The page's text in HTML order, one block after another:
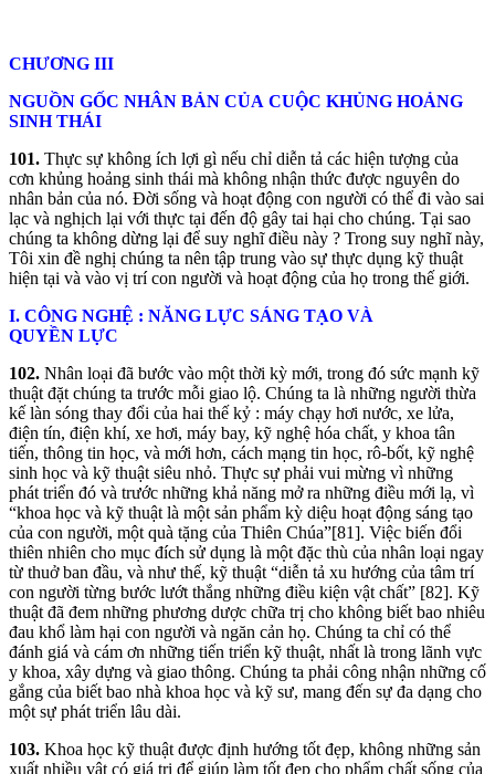
CHƯƠNG III
NGUỒN GỐC NHÂN BẢN CỦA CUỘC KHỦNG HOẢNG
SINHTHÁI
101. Thực sự không ích lợi gì nếu chỉ diễn tả các hiện tượng của
cơn khủng hoảng sinh thái mà không nhận thức được nguyên do
nhân bản của nó. Đời sống và hoạt động con người có thể đi vào sai
lạc và nghịch lại với thực tại đến độ gây tai hại cho chúng. Tại sao
chúng ta không dừng lại để suy nghĩ điều này ? Trong suy nghĩ này,
Tôi xin đề nghị chúng ta nên tập trung vào sự thực dụng kỹ thuật
hiện tại và vào vị trí con người và hoạt động của họ trong thế giới.
I. CÔNG NGHỆ : NĂNG LỰC SÁNG TẠO VÀ
QUYỀN LỰC
102. Nhân loại đã bước vào một thời kỳ mới, trong đó sức mạnh kỹ
thuật đặt chúng ta trước mỗi giao lộ. Chúng ta là những người thừa
kế làn sóng thay đổi của hai thế kỷ : máy chạy hơi nước, xe lửa,
điện tín, điện khí, xe hơi, máy bay, kỹ nghệ hóa chất, y khoa tân
tiến, thông tin học, và mới hơn, cách mạng tin học, rô-bốt, kỹ nghệ
sinh học và kỹ thuật siêu nhỏ. Thực sự phải vui mừng vì những
phát triển đó và trước những khả năng mở ra những điều mới lạ, vì
“khoa học và kỹ thuật là một sản phẩm kỳ diệu hoạt động sáng tạo
của con người, một quà tặng của Thiên Chúa”[81]. Việc biến đổi
thiên nhiên cho mục đích sử dụng là một đặc thù của nhân loại ngay
từ thuở ban đầu, và như thế, kỹ thuật “diễn tả xu hướng của tâm trí
con người từng bước lướt thắng những điều kiện vật chất” [82]. Kỹ
thuật đã đem những phương dược chữa trị cho không biết bao nhiêu
đau khổ làm hại con người và ngăn cản họ. Chúng ta chỉ có thể
đánh giá và cám ơn những tiến triển kỹ thuật, nhất là trong lãnh vực
y khoa, xây dựng và giao thông. Chúng ta phải công nhận những cố
gắng của biết bao nhà khoa học và kỹ sư, mang đến sự đa dạng cho
một sự phát triển lâu dài.
103. Khoa học kỹ thuật được định hướng tốt đẹp, không những sản
xuất nhiều vật có giá trị để giúp làm tốt đẹp cho phẩm chất sống của